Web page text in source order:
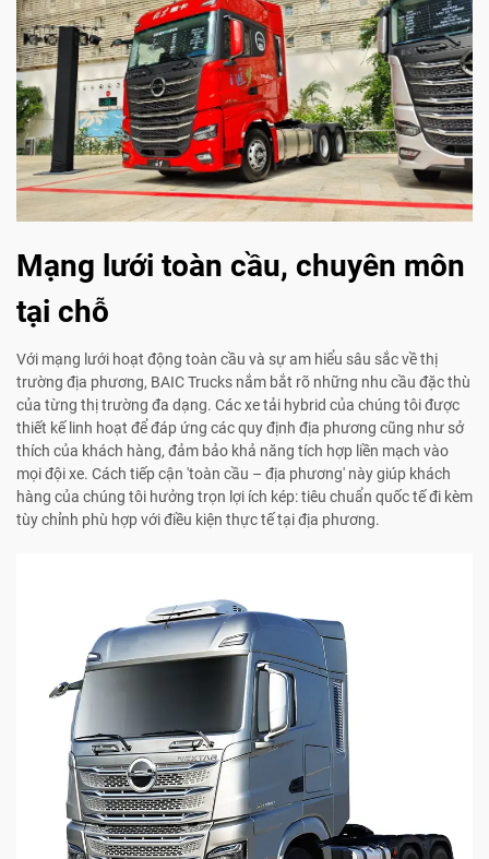
Mạng lưới toàn cầu, chuyên môn
tại chỗ
Với mạng lưới hoạt động toàn cầu và sự am hiểu sâu sắc về thị
trường địa phương, BAIC Trucks nắm bắt rõ những nhu cầu đặc thù
của từng thị trường đa dạng. Các xe tải hybrid của chúng tôi được
thiết kế linh hoạt để đáp ứng các quy định địa phương cũng như sở
thích của khách hàng, đảm bảo khả năng tích hợp liền mạch vào
mọi đội xe. Cách tiếp cận 'toàn cầu – địa phương' này giúp khách
hàng của chúng tôi hưởng trọn lợi ích kép: tiêu chuẩn quốc tế đi kèm
tùy chỉnh phù hợp với điều kiện thực tế tại địa phương.